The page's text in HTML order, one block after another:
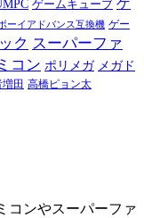
ゲームキューブ ゲ
ーイアドバンス互換機 ゲー
ク スーパーファ
コン ポリメガ メガド
田 高橋ピョン太
コンやスーパーファ